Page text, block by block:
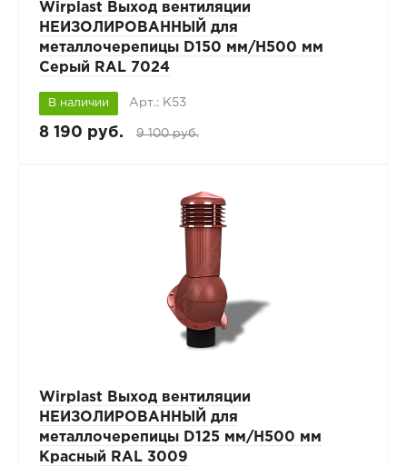
Wirplast Выход вентиляции
НЕИЗОЛИРОВАННЫЙ для
металлочерепицы D150 мм/H500 мм
Серый RAL 7024
В наличии Арт.: К53
8 190 руб. 9 100 руб.
Wirplast Выход вентиляции
НЕИЗОЛИРОВАННЫЙ для
металлочерепицы D125 мм/H500 мм
Красный RAL 3009